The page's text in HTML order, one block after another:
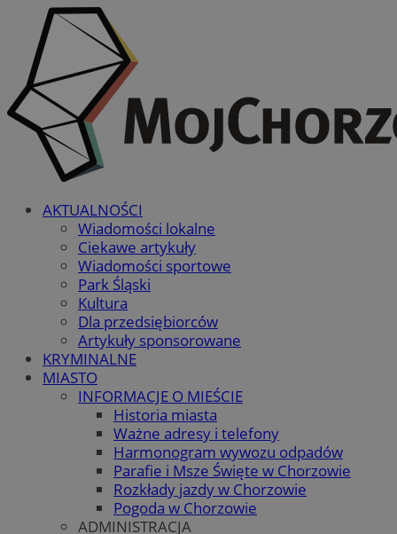
AKTUALNOŚCI
Wiadomości lokalne
Ciekawe artykuły
Wiadomości sportowe
Park Śląski
Kultura
Dla przedsiębiorców
Artykuły sponsorowane
KRYMINALNE
MIASTO
INFORMACJE O MIEŚCIE
Historia miasta
Ważne adresy i telefony
Harmonogram wywozu odpadów
Parafie i Msze Święte w Chorzowie
Rozkłady jazdy w Chorzowie
Pogoda w Chorzowie
ADMINISTRACJA